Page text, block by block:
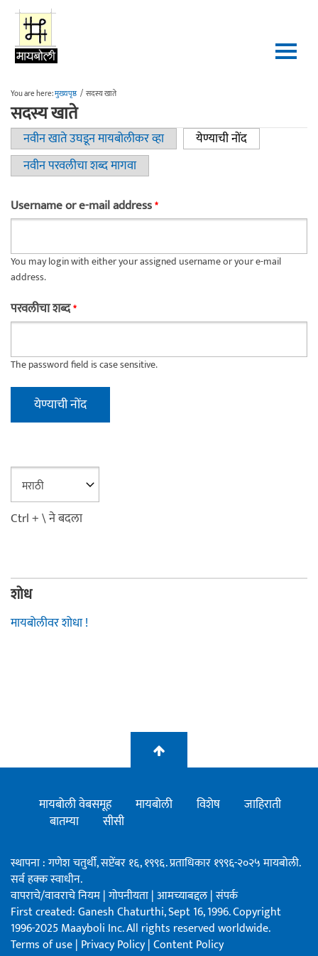
Skip to main content
You are here:मुख्यपृष्ठ / सदस्य खाते
सदस्य खाते
Primary tabs
नवीन खाते उघडून मायबोलीकर व्हा येण्याची नोंद(active tab)
नवीन परवलीचा शब्द मागवा
Username or e-mail address*
You may login with either your assigned username or your e-mail
address.
परवलीचा शब्द*
The password field is case sensitive.
Ctrl + \ ने बदला
शोध
मायबोलीवर शोधा !
मायबोली वेबसमूह मायबोली विशेष
जाहिराती
बातम्या
सीसी
स्थापना : गणेश चतुर्थी, सप्टेंबर १६, १९९६. प्रताधिकार १९९६-२०२५ मायबोली.
सर्व हक्क स्वाधीन.
वापराचे/वावराचे नियम|गोपनीयता|आमच्याबद्दल|संपर्क
First created: Ganesh Chaturthi, Sept 16, 1996. Copyright
1996-2025 Maayboli Inc. All rights reserved worldwide.
Terms of use| Privacy Policy|Content Policy